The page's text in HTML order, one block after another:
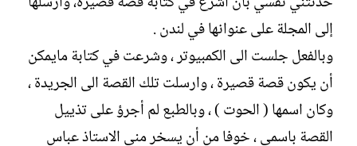
إلى المجلة على عنوانها في لندن .
وبالفعل جلست الى الكمبيوتر ، وشرعت في كتابة مايمكن
أن يكون قصة قصيرة ، وارسلت تلك القصة الى الجريدة ،
وكان اسمها ( الحوت ) ، وبالطبع لم أجرؤ على تذييل
القصة باسمی ، خوفا من أن يسخر مني الاستاذ عباس